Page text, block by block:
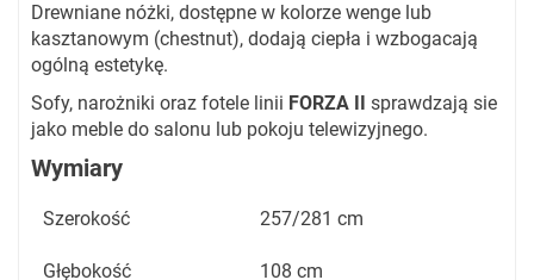
Drewniane nóżki, dostępne w kolorze wenge lub
kasztanowym (chestnut), dodają ciepła i wzbogacają
ogólną estetykę.
Sofy, narożniki oraz fotele linii FORZA II sprawdzają sie
jako meble do salonu lub pokoju telewizyjnego.
Wymiary
Szerokość 257/281 cm
Głębokość 108 cm